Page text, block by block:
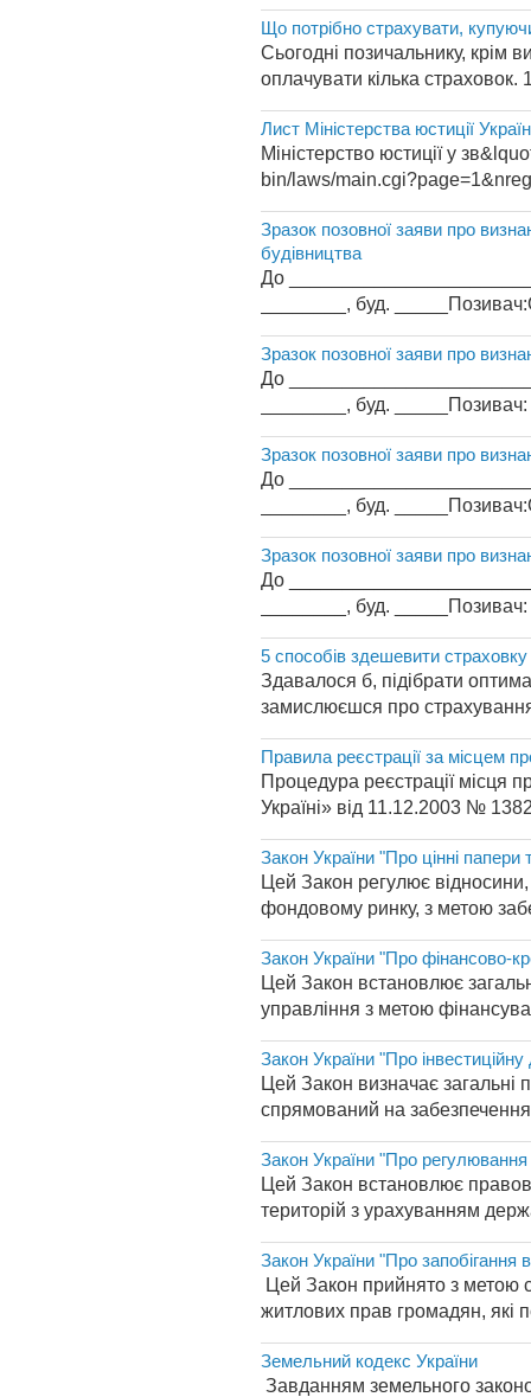
Що потрібно страхувати,
Сьогодні позичальнику, крім
оплачувати кілька
Лист Міністерства юстиції
Міністерство юстиції у
bin/laws/
Зразок позовної заяви про
будівництва
До
________, буд.
Зразок позовної заяви про
До
________, буд.
Зразок позовної заяви про
До
________, буд.
Зразок позовної заяви про
До
________, буд.
5 способів здешевити
Здавалося б, підібрати
замислюєшся про
Правила реєстрації за місцем
Процедура реєстрації місця
Україні» від 11.12.2003 №
Закон України "Про цінні
Цей Закон регулює
фондовому ринку, з метою
Закон України "Про фінансово-
Цей Закон встановлює
управління з метою
Закон України "Про інвестиційну
Цей Закон визначає загальні
спрямований на забезпечення
Закон України "Про регулювання
Цей Закон встановлює
територій з урахуванням
Закон України "Про запобігання
Цей Закон прийнято з метою
житлових прав громадян, які
Земельний кодекс України
Завданням земельного